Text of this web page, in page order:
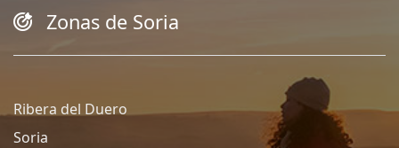
Zonas de Soria
Ribera del Duero
Soria